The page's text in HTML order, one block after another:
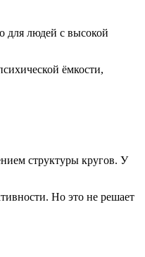
для людей с высокой
ёмкости,
структуры кругов. У
Но это не решает